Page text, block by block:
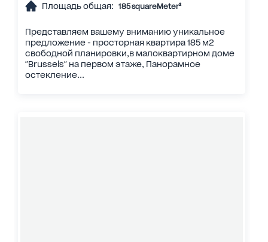
Площадь общая: 185 squareMeter²
Представляем вашему вниманию уникальное
предложение - просторная квартира 185 м2
свободной планировки,в малоквартирном доме
"Brussels" на первом этаже, Панорамное
остекление...